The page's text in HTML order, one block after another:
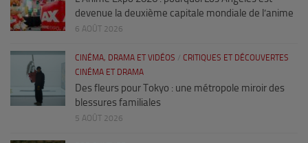
devenue la deuxième capitale mondiale de l’anime
6 AOÛT 2026
CINÉMA, DRAMA ET VIDÉOS / CRITIQUES ET DÉCOUVERTES
CINÉMA ET DRAMA
Des fleurs pour Tokyo : une métropole miroir des
blessures familiales
5 AOÛT 2026